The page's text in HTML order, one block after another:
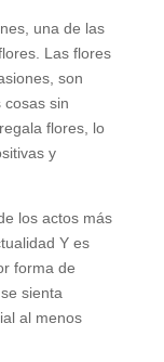
una de las
Las flores
son
cosas sin
flores, lo
y
los actos más
Y es
forma de
sienta
al menos